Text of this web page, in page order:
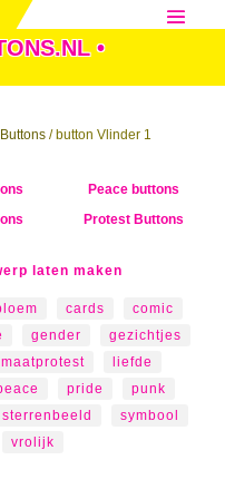
•
/ button Vlinder 1
Peace buttons
Protest Buttons
laten maken
cards
comic
gender
gezichtjes
liefde
pride
punk
sterrenbeeld
symbool
vrolijk